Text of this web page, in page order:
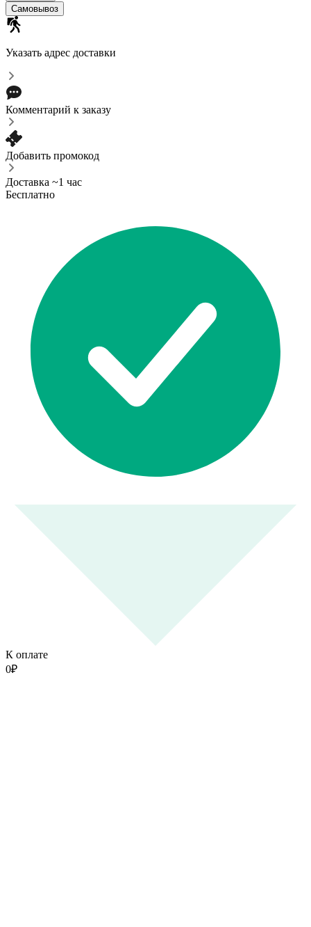
Самовывоз
Указать адрес доставки
Комментарий к заказу
Добавить промокод
Доставка ~1 час
Бесплатно
К оплате
0₽